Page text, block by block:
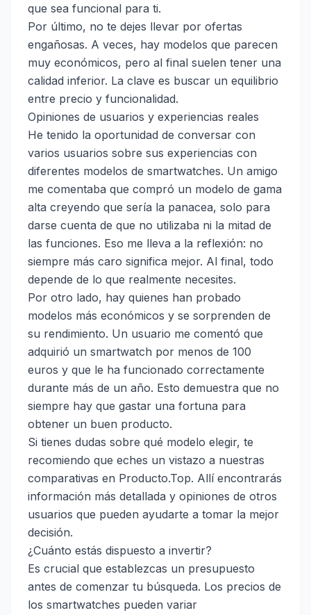
que sea funcional para ti.
Por último, no te dejes llevar por ofertas
engañosas. A veces, hay modelos que parecen
muy económicos, pero al final suelen tener una
calidad inferior. La clave es buscar un equilibrio
entre precio y funcionalidad.
Opiniones de usuarios y experiencias reales
He tenido la oportunidad de conversar con
varios usuarios sobre sus experiencias con
diferentes modelos de smartwatches. Un amigo
me comentaba que compró un modelo de gama
alta creyendo que sería la panacea, solo para
darse cuenta de que no utilizaba ni la mitad de
las funciones. Eso me lleva a la reflexión: no
siempre más caro significa mejor. Al final, todo
depende de lo que realmente necesites.
Por otro lado, hay quienes han probado
modelos más económicos y se sorprenden de
su rendimiento. Un usuario me comentó que
adquirió un smartwatch por menos de 100
euros y que le ha funcionado correctamente
durante más de un año. Esto demuestra que no
siempre hay que gastar una fortuna para
obtener un buen producto.
Si tienes dudas sobre qué modelo elegir, te
recomiendo que eches un vistazo a nuestras
comparativas en Producto.Top. Allí encontrarás
información más detallada y opiniones de otros
usuarios que pueden ayudarte a tomar la mejor
decisión.
¿Cuánto estás dispuesto a invertir?
Es crucial que establezcas un presupuesto
antes de comenzar tu búsqueda. Los precios de
los smartwatches pueden variar